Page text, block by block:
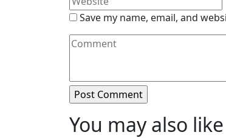
Save my name, email, and
You may also like